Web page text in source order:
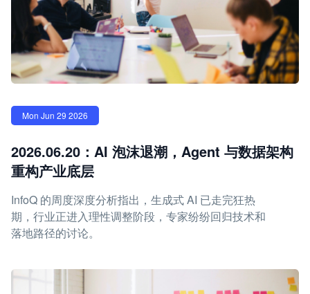
Mon Jun 29 2026
2026.06.20：AI 泡沫退潮，Agent 与数据架构
重构产业底层
InfoQ 的周度深度分析指出，生成式 AI 已走完狂热
期，行业正进入理性调整阶段，专家纷纷回归技术和
落地路径的讨论。